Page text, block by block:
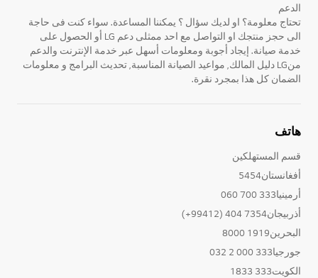
الدعم
تحتاج معلومة؟ او لديك سؤال ؟ يمكننا المساعدة. سواء كنت فى حاجة
الى حجز منتجك او التواصل مع احد ممثلى دعم LG أو الحصول على
خدمة صيانة. إيجاد أجوبة ومعلومات أسهل عبر خدمة الإنترنت والدعم
منLG دليل المالك, مواعيد الصيانة المناسبة, تحديث البرامج و معلومات
الضمان كل هذا بمجرد نقرة.
هاتف
قسم المستهلكين
أفغانستان5454
أرمينيا333 700 060
أذربيجان7354 404 (99412+)
البحرين1919 8000
جورجيا333 000 2 032
الكويت333 1833